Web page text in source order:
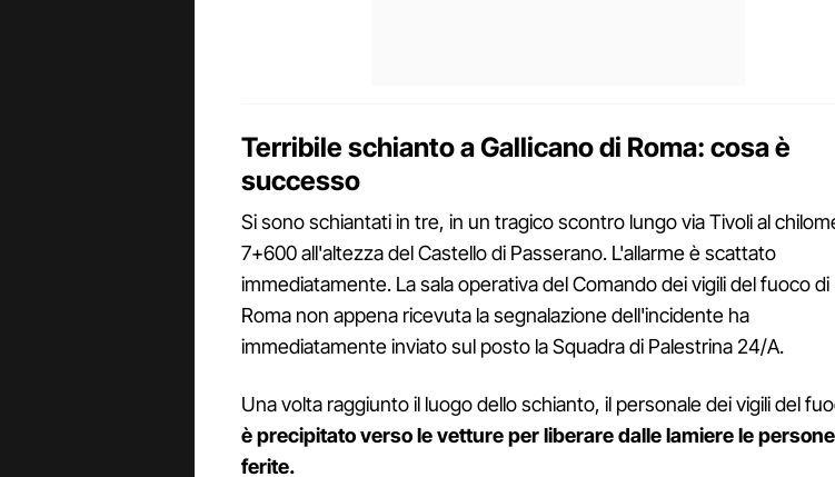
Terribile schianto a Gallicano di Roma: cosa è
successo
Si sono schiantati in tre, in un tragico scontro lungo via Tivoli al
7+600 all'altezza del Castello di Passerano. L'allarme è scattato
immediatamente. La sala operativa del Comando dei vigili del fuoco di
Roma non appena ricevuta la segnalazione dell'incidente ha
immediatamente inviato sul posto la Squadra di Palestrina 24/A.
Una volta raggiunto il luogo dello schianto, il personale dei vigili del
è precipitato verso le vetture per liberare dalle lamiere le persone
ferite.